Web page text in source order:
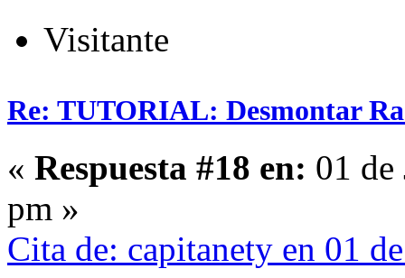
Visitante
Re: TUTORIAL: Desmontar
« Respuesta #18 en: 01
pm »
Cita de: capitanety en 01